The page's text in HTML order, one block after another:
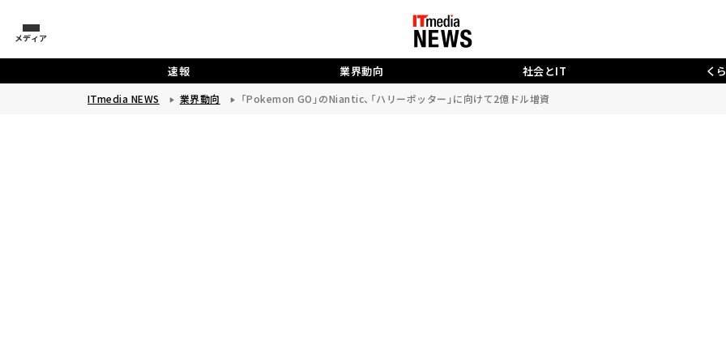
メディア
速報 業界動向 社会とIT く
ITmedia NEWS 業界動向 「Pokemon GO」のNiantic、「ハリーポッター」に向けて2億ドル増資